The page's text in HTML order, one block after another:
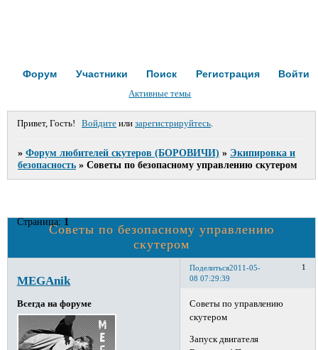
Форум Участники Поиск Регистрация Войти
Активные темы
Привет, Гость! Войдите илизарегистрируйтесь.
»Форум любителей скутеров (БОРОВИЧИ) » Экипировка и
безопасность »Советы по безопасному управлению скутером
Советы по безопасному управлению
скутером
Страница:1
Поделиться 1
2011-05-
08 07:29:39
MEGAnik
Всегда на форуме
Советы по управлению
скутером
Запуск двигателя